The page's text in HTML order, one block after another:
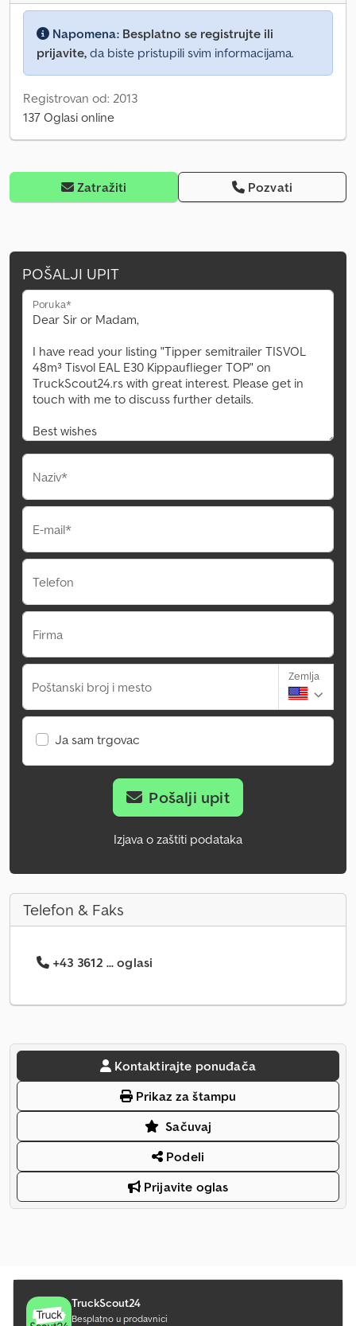
Napomena: Besplatno se registrujte ili
prijavite, da biste pristupili svim informacijama.
Registrovan od: 2013
137 Oglasi online
Zatražiti Pozvati
POŠALJI UPIT
Poruka*
Naziv*
E-mail*
Telefon
Firma
Poštanski broj i mesto
Zemlja
Ja sam trgovac
Pošalji upit
Izjava o zaštiti podataka
Telefon & Faks
+43 3612 ... oglasi
Kontaktirajte ponuđača
Prikaz za štampu
Sačuvaj
Podeli
Prijavite oglas
TruckScout24
Besplatno u prodavnici